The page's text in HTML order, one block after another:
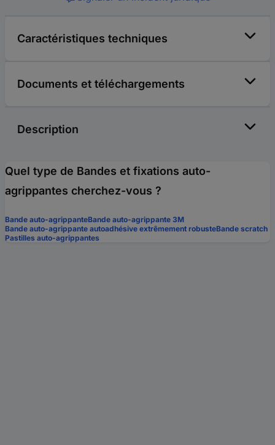
Caractéristiques techniques
Documents et téléchargements
Description
Quel type de Bandes et fixations auto-
agrippantes cherchez-vous ?
Bande auto-agrippanteBande auto-agrippante 3M
Bande auto-agrippante autoadhésive extrêmement robusteBande scratch
Pastilles auto-agrippantes